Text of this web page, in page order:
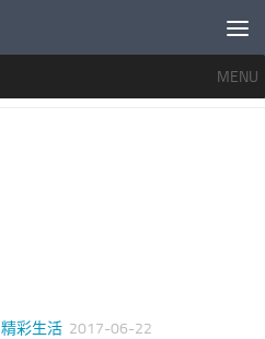
MENU
精彩生活 2017-06-22